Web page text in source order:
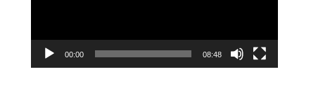
00:00 08:48